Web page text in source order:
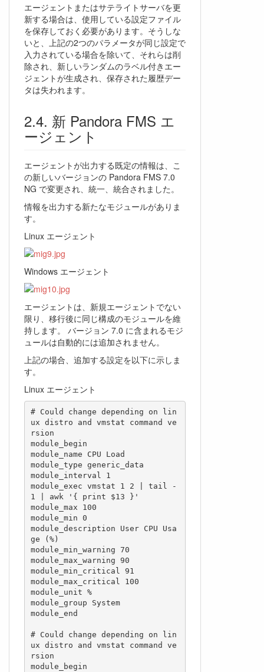
エージェントまたはサテライトサーバを更
新する場合は、使用している設定ファイル
を保存しておく必要があります。そうしな
いと、上記の2つのパラメータが同じ設定で
入力されている場合を除いて、それらは削
除され、新しいランダムのラベル付きエー
ジェントが生成され、保存された履歴デー
タは失われます。
新 Pandora FMS エ
ージェント
エージェントが出力する既定の情報は、こ
の新しいバージョンの Pandora FMS 7.0
NG で変更され、統一、統合されました。
情報を出力する新たなモジュールがありま
す。
Linux エージェント
Windows エージェント
エージェントは、新規エージェントでない
限り、移行後に同じ構成のモジュールを維
持します。 バージョン 7.0 に含まれるモジ
ュールは自動的には追加されません。
上記の場合、追加する設定を以下に示しま
す。
Linux エージェント
# Could change depending on lin
ux distro and vmstat command ve
rsion
module_begin
module_name CPU Load
module_type generic_data
module_interval 1
module_exec vmstat 1 2 | tail -
1 | awk '{ print $13 }'
module_max 100
module_min 0
module_description User CPU Usa
ge (%)
module_min_warning 70
module_max_warning 90
module_min_critical 91
module_max_critical 100
module_unit %
module_group System
module_end
# Could change depending on lin
ux distro and vmstat command ve
rsion
module_begin